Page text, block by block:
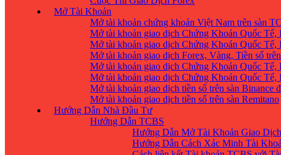
Mở Tài Khoản
Mở tài khoản chứng khoán Việt Nam trên sàn
Mở tài khoản giao dịch Chứng Khoán Quốc Tế,
Mở tài khoản giao dịch Chứng Khoán Quốc Tế,
Mở tài khoản giao dịch Forex, Vàng, Tiền số
Mở tài khoản giao dịch Chứng Khoán Quốc Tế,
Mở tài khoản giao dịch Chứng Khoán Quốc
Mở tài khoản giao dịch tiền số trên sàn Binance
Mở tài khoản giao dịch tiền số trên sàn Remitano
Hướng Dẫn Nhà Đầu Tư
Hướng Dẫn TCBS
Hướng Dẫn Mở Tài Khoản Giao
Hướng Dẫn Cách Xác Minh Tài